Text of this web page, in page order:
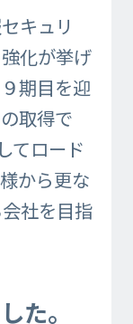
キュリ
化が挙げ
期目を迎
取得で
てロード
から更な
社を目指
た。